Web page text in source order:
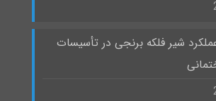
عملکرد شیر فلکه برنجی در تأسیسات